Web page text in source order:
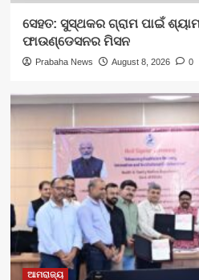
ସେହତ: ସୁସ୍ଥକର ଗ୍ରାମ ପାଇଁ
ଫାଉଣ୍ଡେସନର ମିସନ
Prabaha News August 8, 2026 0
ଆମରାଜ୍ୟ